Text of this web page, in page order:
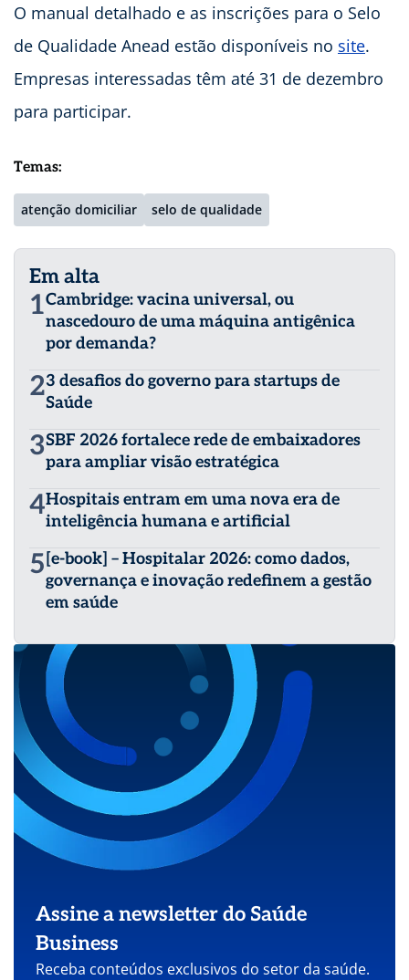
O manual detalhado e as inscrições para o Selo
de Qualidade Anead estão disponíveis no site.
Empresas interessadas têm até 31 de dezembro
para participar.
Temas:
atenção domiciliar selo de qualidade
Em alta
1Cambridge: vacina universal, ou
nascedouro de uma máquina antigênica
por demanda?
23 desafios do governo para startups de
Saúde
3SBF 2026 fortalece rede de embaixadores
para ampliar visão estratégica
4Hospitais entram em uma nova era de
inteligência humana e artificial
5 [e-book] – Hospitalar 2026: como dados,
governança e inovação redefinem a gestão
em saúde
Assine a newsletter do Saúde
Business
Receba conteúdos exclusivos do setor da saúde.